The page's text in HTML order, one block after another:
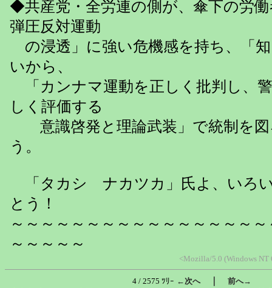
◆共産党・全労連の側が、傘下の労
弾圧反対運動
の浸透」に強い危機感を持ち、「
いから、
「カンナマ運動を正しく批判し、
しく評価する
意識啓発と理論武装」で統制を図
う。
「タカシ ナカツカ」氏よ、いろ
とう！
～～～～～～～～～～～～～～～～
～～～～～
<Mozilla/5.0 (Windows NT
4 / 2575 ﾂﾘｰ ←次へ｜ 前へ→